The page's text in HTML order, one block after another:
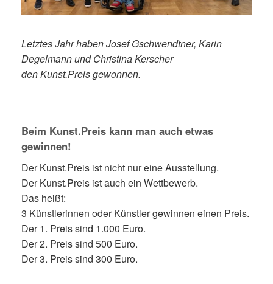
Letztes Jahr haben Josef Gschwendtner, Karin
Degelmann und Christina Kerscher
den Kunst.Preis gewonnen.
Beim Kunst.Preis kann man auch etwas
gewinnen!
Der Kunst.Preis ist nicht nur eine Ausstellung.
Der Kunst.Preis ist auch ein Wettbewerb.
Das heißt:
3 Künstlerinnen oder Künstler gewinnen einen Preis.
Der 1. Preis sind 1.000 Euro.
Der 2. Preis sind 500 Euro.
Der 3. Preis sind 300 Euro.